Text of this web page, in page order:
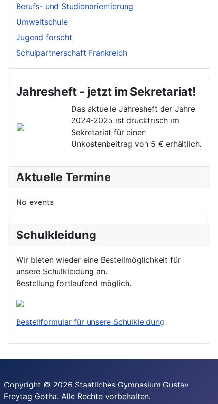
Berufs- und Studienorientierung
Umweltschule
Jugend forscht
Schulpartnerschaft Frankreich
Jahresheft - jetzt im Sekretariat!
Das aktuelle Jahresheft der Jahre
2024-2025 ist druckfrisch im
Sekretariat für einen
Unkostenbeitrag von 5 € erhältlich.
Aktuelle Termine
No events
Schulkleidung
Wir bieten wieder eine Bestellmöglichkeit für
unsere Schulkleidung an.
Bestellung fortlaufend möglich.
Bestellformular für unsere Schulkleidung
Copyright © 2026 Staatliches Gymnasium Gustav
Freytag Gotha. Alle Rechte vorbehalten.